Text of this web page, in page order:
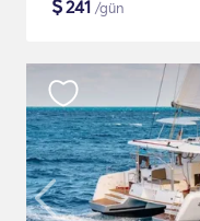
$241 /gün